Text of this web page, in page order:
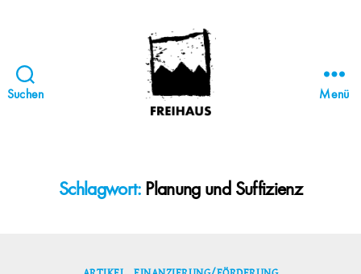
Suchen
STATTBAU
HAMBURG
Menü
Schlagwort: Planung und Suffizienz
Kategorien